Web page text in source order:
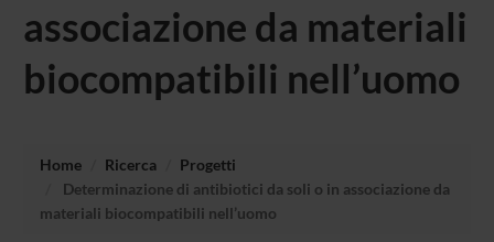
associazione da materiali
biocompatibili nell’uomo
Home Ricerca
Progetti
Determinazione di antibiotici da soli o in associazione da
materiali biocompatibili nell’uomo